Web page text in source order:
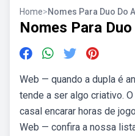
Home>Nomes Para Duo Do
Nomes Para
Web — quando a dupla é
tende a ser algo criativo.
casal encarar horas de
Web — confira a nossa